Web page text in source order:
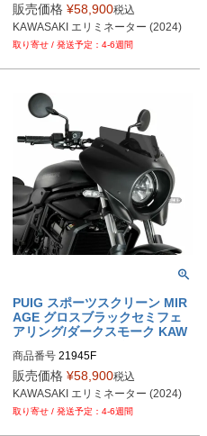
販売価格 ¥58,900税込
KAWASAKI エリミネーター (2024)
4-6週間
PUIG スポーツスクリーン MIR
AGE グロスブラックセミフェ
アリング/ダークスモーク KAW
商品番号 21945F
販売価格 ¥58,900税込
KAWASAKI エリミネーター (2024)
4-6週間